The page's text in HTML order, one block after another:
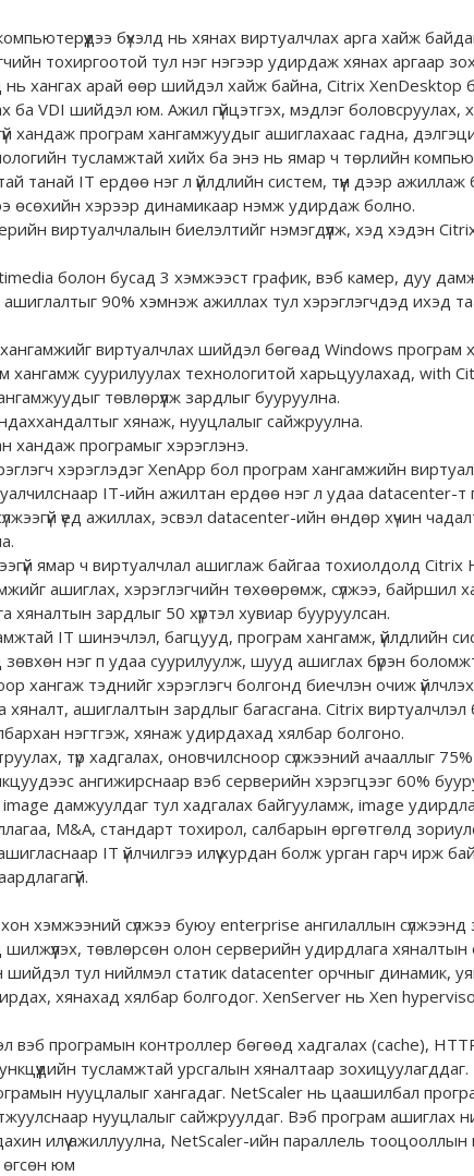
бүхэлд нь хянах виртуалчлах арга хайж
тохиргоотой тул нэг нэгээр удирдаж хянах аргаар
нь хангах арай өөр шийдэл хайж байна, Citrix
ба VDI шийдэл юм. Ажил гүйцэтгэх, мэдлэг боловсруулах,
хандаж програм хангамжуудыг ашиглахаас гадна,
тусламжтай хийх ба энэ нь ямар ч төрлийн
танай IT ердөө нэг л үйлдлийн систем, түүн дээр
өсөхийн хэрээр динамикаар нэмж удирдаж болно.
виртуалчлалын биелэлтийг нэмэгдүүлж, хэд хэдэн
болон бусад 3 хэмжээст график, вэб камер, дуу
90% хэмнэж ажиллах тул хэрэглэгчдэд ихэд
виртуалчлах шийдэл бөгөад Windows програм
хангамж суурилуулах технологитой харьцуулахад, with
төвлөрүүлж зардлыг бууруулна.
хянаж, нууцлалыг сайжруулна.
хандаж програмыг хэрэглэнэ.
хэрэглэдэг XenApp бол програм хангамжийн
IT-ийн ажилтан ердөө нэг л удаа datacenter-т
үед ажиллах, эсвэл datacenter-ийн өндөр хүчин
ямар ч виртуалчлал ашиглаж байгаа тохиолдолд
ашиглах, хэрэглэгчийн төхөөрөмж, сүлжээ, байршил
хяналтын зардлыг 50 хүртэл хувиар бууруулсан.
IT шинэчлэл, багцууд, програм хангамж, үйлдлийн
зөвхөн нэг п удаа суурилуулж, шууд ашиглах бүрэн
хангаж тэднийг хэрэглэгч болгонд биечлэн очиж
ашиглалтын зардлыг багасгана. Citrix виртуалчлэл
нэгтгэж, хянаж удирдахад хялбар болгоно.
түр хадгалах, оновчилсноор сүлжээний ачааллыг
ангижирснаар вэб серверийн хэрэгцээг 60%
дамжуулдаг тул хадгалах байгууламж, image
М&А, стандарт тохирол, салбарын өргөтгөлд
IT үйлчилгээ илүү хурдан болж урган гарч ирж
хэмжээний сүлжээ буюу enterprise ангилаллын
төвлөрсөн олон серверийн удирдлага
тул нийлмэл статик datacenter орчныг динамик,
хянахад хялбар болгодог. XenServer нь Хеn
вэб програмын контроллер бөгөөд хадгалах (cache),
тусламжтай урсгалын хяналтаар
нууцлалыг хангадаг. NetScaler нь цаашилбал
нууцлалыг сайжруулдаг. Вэб програм ашиглах
илүү ажиллуулна, NetScaler-ийн параллель
юм